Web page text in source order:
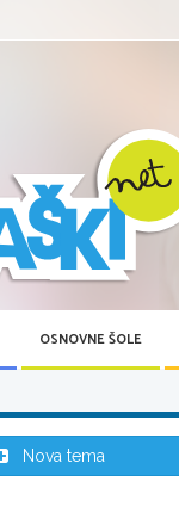
OSNOVNE ŠOLE
Nova tema